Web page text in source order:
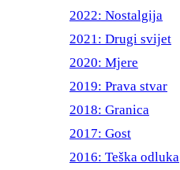
2022: Nostalgija
2021: Drugi svijet
2020: Mjere
2019: Prava stvar
2018: Granica
2017: Gost
2016: Teška odluka